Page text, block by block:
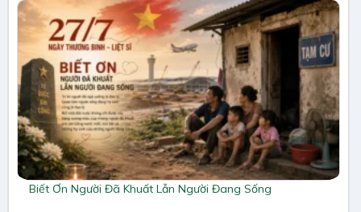
Biết Ơn Người Đã Khuất Lẫn Người Đang Sống